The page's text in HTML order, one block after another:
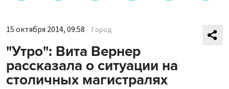
15 октября 2014, 09:58 Город
"Утро": Вита Вернер
рассказала о ситуации на
столичных магистралях